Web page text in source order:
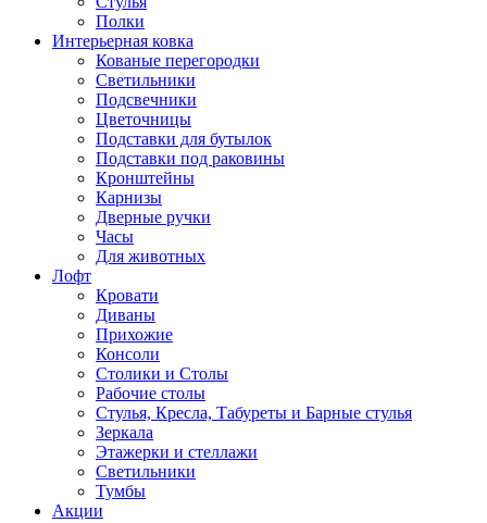
Полки
Интерьерная ковка
Кованые перегородки
Светильники
Подсвечники
Цветочницы
Подставки для бутылок
Подставки под раковины
Кронштейны
Карнизы
Дверные ручки
Часы
Для животных
Лофт
Кровати
Диваны
Прихожие
Консоли
Столики и Столы
Рабочие столы
Стулья, Кресла, Табуреты и Барные стулья
Зеркала
Этажерки и стеллажи
Светильники
Тумбы
Акции